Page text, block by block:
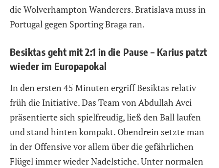
die Wolverhampton Wanderers. Bratislava muss in
Portugal gegen Sporting Braga ran.
Besiktas geht mit 2:1 in die Pause – Karius patzt
wieder im Europapokal
In den ersten 45 Minuten ergriff Besiktas relativ
früh die Initiative. Das Team von Abdullah Avci
präsentierte sich spielfreudig, ließ den Ball laufen
und stand hinten kompakt. Obendrein setzte man
in der Offensive vor allem über die gefährlichen
Flügel immer wieder Nadelstiche. Unter normalen